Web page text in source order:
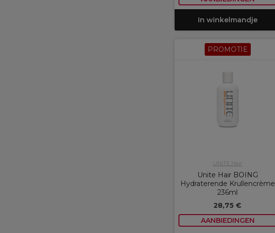
In winkelmandje
PROMOTIE
UNITE Hair
Unite Hair BOING
Hydraterende Krullencrème
236ml
28,75 €
AANBIEDINGEN